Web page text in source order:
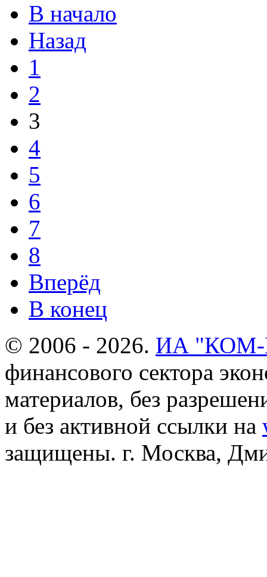
В начало
Назад
1
2
3
4
5
6
7
8
Вперёд
В конец
© 2006 - 2026. ИА
финансового сектора
материалов, без
и без активной ссылки на
защищены. г. Москва,